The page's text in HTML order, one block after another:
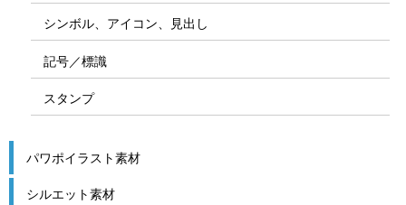
シンボル、アイコン、見出し
記号／標識
スタンプ
パワポイラスト素材
シルエット素材